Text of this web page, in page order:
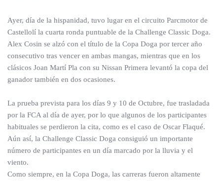
Ayer, día de la hispanidad, tuvo lugar en el circuito Parcmotor de
Castellolí la cuarta ronda puntuable de la Challenge Classic Doga.
Alex Cosin se alzó con el título de la Copa Doga por tercer año
consecutivo tras vencer en ambas mangas, mientras que en los
clásicos Joan Martí Pla con su Nissan Primera levantó la copa del
ganador también en dos ocasiones.
La prueba prevista para los días 9 y 10 de Octubre, fue trasladada
por la FCA al día de ayer, por lo que algunos de los participantes
habituales se perdieron la cita, como es el caso de Oscar Flaqué.
Aún así, la Challenge Classic Doga consiguió un importante
número de participantes en un día marcado por la lluvia y el
viento.
Como siempre, en la Copa Doga, las carreras fueron altamente